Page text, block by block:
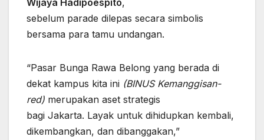
sebelum parade dilepas secara simbolis
bersama para tamu undangan.
“Pasar Bunga Rawa Belong yang berada di
dekat kampus kita ini (BINUS Kemanggisan-
red) merupakan aset strategis
bagi Jakarta. Layak untuk dihidupkan kembali,
dikembangkan, dan dibanggakan,”